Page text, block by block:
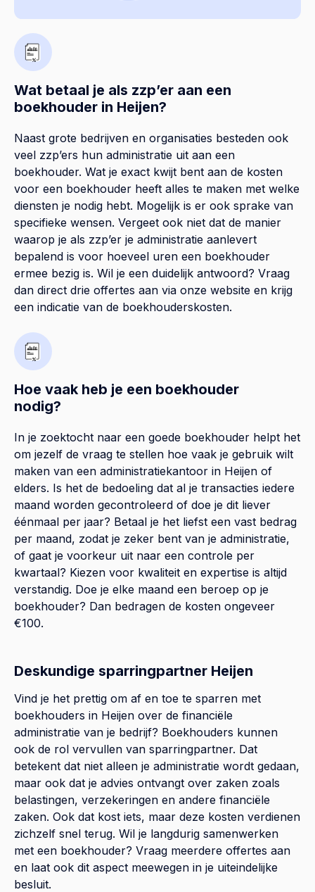
Wat betaal je als zzp’er aan een
boekhouder in Heijen?
Naast grote bedrijven en organisaties besteden ook
veel zzp’ers hun administratie uit aan een
boekhouder. Wat je exact kwijt bent aan de kosten
voor een boekhouder heeft alles te maken met welke
diensten je nodig hebt. Mogelijk is er ook sprake van
specifieke wensen. Vergeet ook niet dat de manier
waarop je als zzp’er je administratie aanlevert
bepalend is voor hoeveel uren een boekhouder
ermee bezig is. Wil je een duidelijk antwoord? Vraag
dan direct drie offertes aan via onze website en krijg
een indicatie van de boekhouderskosten.
Hoe vaak heb je een boekhouder
nodig?
In je zoektocht naar een goede boekhouder helpt het
om jezelf de vraag te stellen hoe vaak je gebruik wilt
maken van een administratiekantoor in Heijen of
elders. Is het de bedoeling dat al je transacties iedere
maand worden gecontroleerd of doe je dit liever
éénmaal per jaar? Betaal je het liefst een vast bedrag
per maand, zodat je zeker bent van je administratie,
of gaat je voorkeur uit naar een controle per
kwartaal? Kiezen voor kwaliteit en expertise is altijd
verstandig. Doe je elke maand een beroep op je
boekhouder? Dan bedragen de kosten ongeveer
€100.
Deskundige sparringpartner Heijen
Vind je het prettig om af en toe te sparren met
boekhouders in Heijen over de financiële
administratie van je bedrijf? Boekhouders kunnen
ook de rol vervullen van sparringpartner. Dat
betekent dat niet alleen je administratie wordt gedaan,
maar ook dat je advies ontvangt over zaken zoals
belastingen, verzekeringen en andere financiële
zaken. Ook dat kost iets, maar deze kosten verdienen
zichzelf snel terug. Wil je langdurig samenwerken
met een boekhouder? Vraag meerdere offertes aan
en laat ook dit aspect meewegen in je uiteindelijke
besluit.